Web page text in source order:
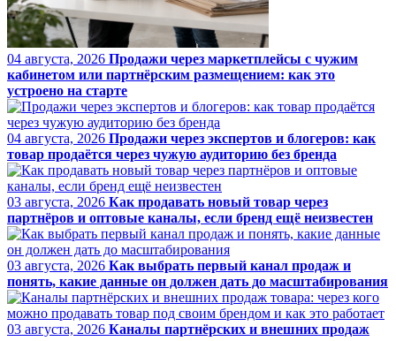
04 августа, 2026 Продажи через маркетплейсы с чужим
кабинетом или партнёрским размещением: как это
устроено на старте
04 августа, 2026 Продажи через экспертов и блогеров: как
товар продаётся через чужую аудиторию без бренда
03 августа, 2026 Как продавать новый товар через
партнёров и оптовые каналы, если бренд ещё неизвестен
03 августа, 2026 Как выбрать первый канал продаж и
понять, какие данные он должен дать до масштабирования
03 августа, 2026 Каналы партнёрских и внешних продаж